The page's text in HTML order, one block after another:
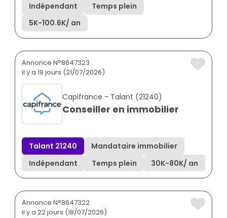
Indépendant
Temps plein
5K-100.6K/ an
Annonce N°8647323
il y a 19 jours (21/07/2026)
Capifrance - Talant (21240)
Conseiller en immobilier
Talant 21240
Mandataire immobilier
Indépendant
Temps plein 30K-80K/ an
Annonce N°8647322
il y a 22 jours (18/07/2026)